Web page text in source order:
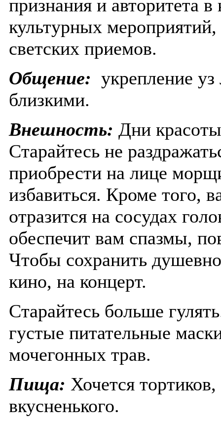
признания и авторитета
культурных
светских приемов.
Общение: укрепление
близкими.
Внешность: Дни
Старайтесь не
приобрести на лице
избавиться. Кроме того,
отразится на сосудах
обеспечит вам спазмы,
Чтобы сохранить
кино, на концерт.
Старайтесь больше
густые питательные
мочегонных трав.
Пища: Хочется
вкусненького.